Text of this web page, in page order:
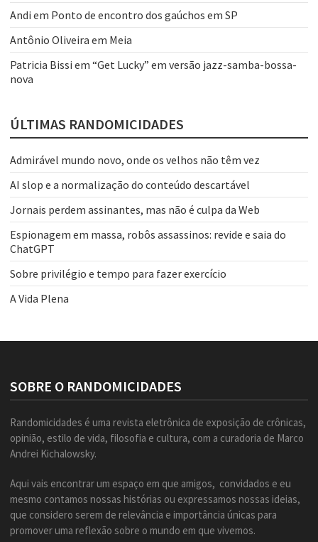
Andi em Ponto de encontro dos gaúchos em SP
Antônio Oliveira em Meia
Patricia Bissi em “Get Lucky” em versão jazz-samba-bossa-
nova
ÚLTIMAS RANDOMICIDADES
Admirável mundo novo, onde os velhos não têm vez
AI slop e a normalização do conteúdo descartável
Jornais perdem assinantes, mas não é culpa da Web
Espionagem em massa, robôs assassinos: revide e saia do
ChatGPT
Sobre privilégio e tempo para fazer exercício
A Vida Plena
SOBRE O RANDOMICIDADES
Randomicidades é uma revista eletrônica de exposição de crônicas,
opinião, estilo de vida, filosofia e cultura, com a curadoria de Marco
Andrei Kichalowsky.
Aqui vais encontrar um espaço em que amigos, convidados e eu
mesmo contamos nossas histórias ou expressamos nossas ideias,
que considero serem de relevância e importância únicas para
promover uma reflexão sobre o mundo em que vivemos.